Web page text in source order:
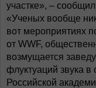
участке», –
«Ученых вообще
вот мероприятиях
от WWF,
возмущается
флуктуаций звука в
Российской